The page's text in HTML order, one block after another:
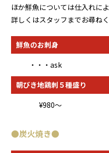
ほか鮮魚については仕入れに
詳しくはスタッフまでお尋ね
鮮魚のお刺身
・・・ask
朝びき地鶏刺５種盛り
¥980〜
●炭火焼き●